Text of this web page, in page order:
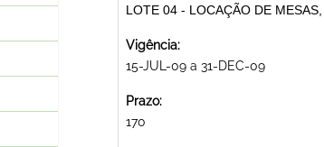
LOTE 04 - LOCAÇÃO DE
Vigência:
15-JUL-09 a 31-DEC-09
Prazo:
170